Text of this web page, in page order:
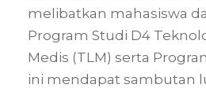
melibatkan mahasiswa
Program Studi D4
Medis (TLM) serta
ini mendapat sambutan